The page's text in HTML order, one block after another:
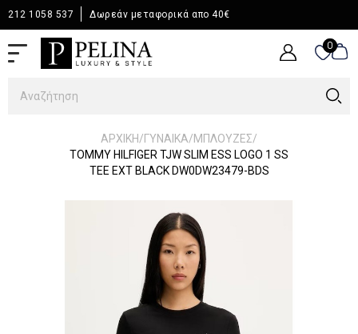
212 1058 537 Δωρεάν μεταφορικά απο 40€
0
0
ΑΡΧΙΚΉ/ΓΥΝΑΙΚΑ/ΜΠΛΟΥΖΕΣ/
TOMMY HILFIGER TJW SLIM ESS LOGO 1 SS
TEE EXT BLACK DW0DW23479-BDS